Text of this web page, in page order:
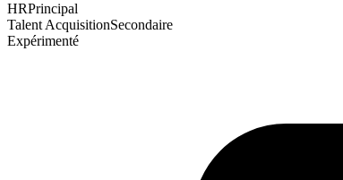
HRPrincipal
Talent AcquisitionSecondaire
Expérimenté